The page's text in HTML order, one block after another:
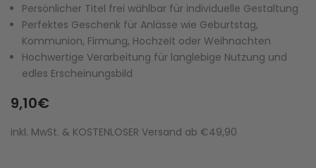
Persönlicher Titel frei wählbar für individuelle Gestaltung
Perfektes Geschenk für Anlässe wie Geburtstag,
Kommunion, Firmung, Hochzeit oder Weihnachten
Hochwertige Verarbeitung für langlebige Nutzung und
edles Erscheinungsbild
9,10€
inkl. MwSt. & KOSTENLOSER Versand ab €49,90